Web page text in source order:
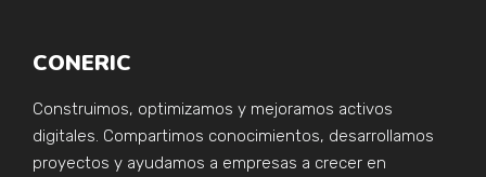
CONERIC
Construimos, optimizamos y mejoramos activos
digitales. Compartimos conocimientos, desarrollamos
proyectos y ayudamos a empresas a crecer en